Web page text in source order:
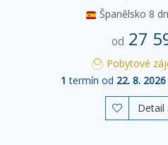
Španělsko 8
od 27
Pobytové
1 termín od 22. 8. 2026
 Detail